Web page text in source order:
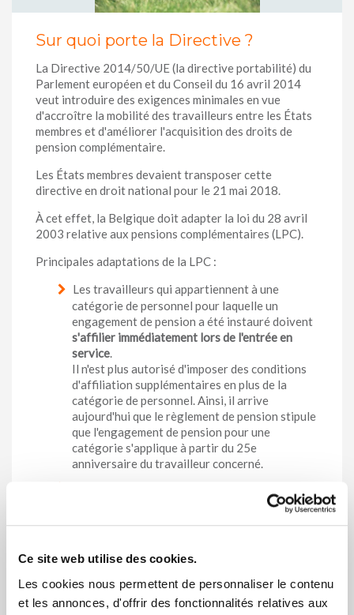
Ce site web utilise des cookies.
Les cookies nous permettent de personnaliser le contenu
et les annonces, d'offrir des fonctionnalités relatives aux
Sur quoi porte la Directive ?
La Directive 2014/50/UE (la directive portabilité) du
Parlement européen et du Conseil du 16 avril 2014
veut introduire des exigences minimales en vue
d'accroître la mobilité des travailleurs entre les États
membres et d'améliorer l'acquisition des droits de
pension complémentaire.
Les États membres devaient transposer cette
directive en droit national pour le 21 mai 2018.
À cet effet, la Belgique doit adapter la loi du 28 avril
2003 relative aux pensions complémentaires (LPC).
Principales adaptations de la LPC :
Les travailleurs qui appartiennent à une
catégorie de personnel pour laquelle un
engagement de pension a été instauré doivent
s'affilier immédiatement lors de l'entrée en
service.
Il n'est plus autorisé d'imposer des conditions
d'affiliation supplémentaires en plus de la
catégorie de personnel. Ainsi, il arrive
aujourd'hui que le règlement de pension stipule
que l'engagement de pension pour une
catégorie s'applique à partir du 25e
anniversaire du travailleur concerné.
Il n'est plus autorisé d'imposer des conditions
pour l'acquisition des droits de pension
complémentaire. Ainsi, le règlement de pension
peut aujourd'hui spécifier que les droits de